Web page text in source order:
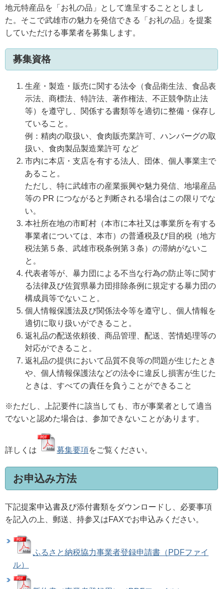
地元特産品を「お礼の品」として進呈することとしまし
た。そこで武雄市の魅力を発信できる「お礼の品」を提案
していただける事業者を募集します。
募集資格
生産・製造・販売に関する法令（食品衛生法、食品表
示法、商標法、特許法、著作権法、不正競争防止法
等）を遵守し、関係する書類等を適切に整備・保存し
ていること。
例：精肉の取扱い、食肉販売業許可、ハンバーグの取
扱い、食肉製品製造業許可 など
市内に本店・支店を有する法人、団体、個人事業主で
あること。
ただし、特に武雄市の産業振興や魅力発信、地場産品
等の PR につながると判断される場合はこの限りでな
い。
本社所在地の市町村（本市に本社又は事業所を有する
事業者については、本市）の普通税及び目的税（地方
税法第５条、武雄市税条例第３条）の滞納がないこ
と。
代表者等が、暴力団による不当な行為の防止等に関す
る法律及び佐賀県暴力団排除条例に規定する暴力団の
構成員等でないこと。
個人情報保護法及び関係法令等を遵守し、個人情報を
適切に取り扱いができること。
返礼品の配送依頼後、商品管理、配送、苦情処理等の
対応ができること。
返礼品の提供において品質不良等の問題が生じたとき
や、個人情報保護法などの法令に違反し損害が生じた
ときは、すべての責任を負うことができること
※ただし、上記要件に該当しても、市が事業者として適当
でないと認めた場合は、参加できないことがあります。
詳しくは 募集要項をご覧ください。
お申込み方法
下記提案申込書及び添付書類をダウンロードし、必要事項
を記入の上、郵送、持参又はFAXでお申込みください。
ふるさと納税協力事業者登録申請書（PDFファイ
ル）